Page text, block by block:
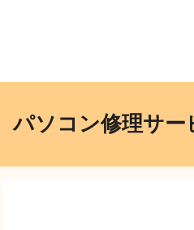
パソコン修理サー